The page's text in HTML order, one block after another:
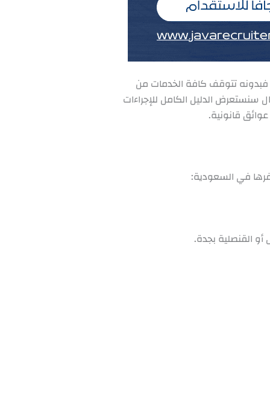
فبدونه تتوقف كافة الخدمات من
سنستعرض الدليل الكامل للإجراءات
قانونية.
في السعودية:
القنصلية بجدة.